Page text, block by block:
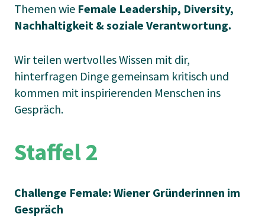
Themen wie Female Leadership, Diversity,
Nachhaltigkeit &soziale Verantwortung.
Wir teilen wertvolles Wissen mit dir,
hinterfragen Dinge gemeinsam kritisch und
kommen mit inspirierenden Menschen ins
Gespräch.
Staffel 2
Challenge Female: Wiener Gründerinnen im
Gespräch